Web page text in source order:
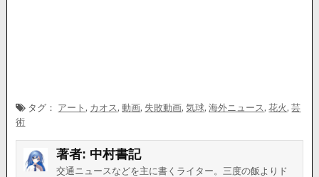
タグ： アート , カオス ,動画, 失敗動画,気球,海外ニュース ,花火 ,芸
術
著者: 中村書記
交通ニュースなどを主に書くライター。三度の飯よりド